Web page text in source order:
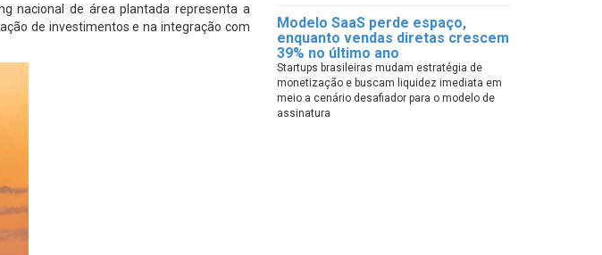
nacional de área plantada representa a
de investimentos e na integração com
Modelo SaaS perde espaço,
enquanto vendas diretas crescem
39% no último ano
Startups brasileiras mudam estratégia de
monetização e buscam liquidez imediata em
meio a cenário desafiador para o modelo de
assinatura